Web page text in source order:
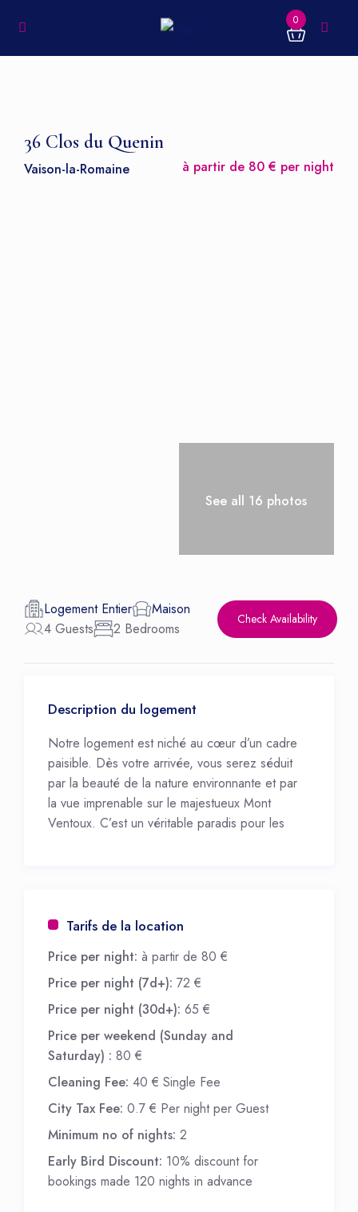
0
36 Clos du Quenin
à partir de 80 € per night
Vaison-la-Romaine
See all 16 photos
Logement Entier
Maison
4 Guests
2 Bedrooms
Check Availability
Description du logement
Notre logement est niché au cœur d’un cadre
paisible. Dès votre arrivée, vous serez séduit
par la beauté de la nature environnante et par
la vue imprenable sur le majestueux Mont
Ventoux. C’est un véritable paradis pour les
ou vous plonger dans l’histoire de la région,
des vacances en Provence.
Tarifs de la location
Price per night: à partir de 80 €
Price per night (7d+): 72 €
Price per night (30d+): 65 €
Price per weekend (Sunday and
Saturday) : 80 €
Cleaning Fee: 40 € Single Fee
City Tax Fee: 0.7 € Per night per Guest
Minimum no of nights: 2
Early Bird Discount: 10% discount for
bookings made 120 nights in advance